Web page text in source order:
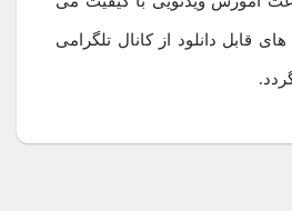
قابل دانلود از کانال تلگرامی